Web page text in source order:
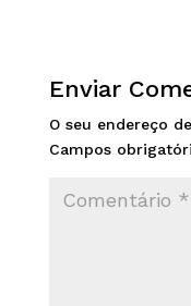
Enviar
O seu endereço
Campos